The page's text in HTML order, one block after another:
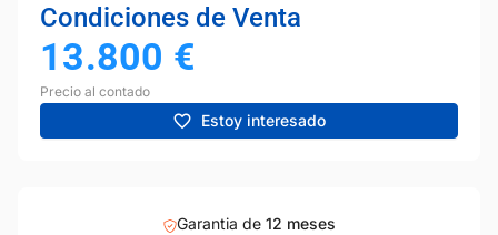
Condiciones de Venta
13.800 €
Precio al contado
Estoy interesado
Garantia de 12 meses